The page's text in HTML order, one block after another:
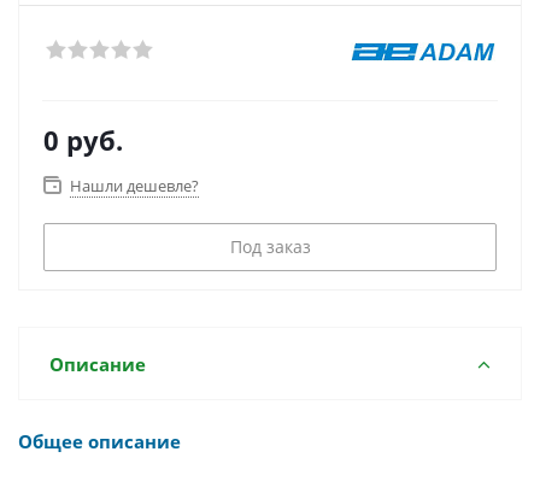
0 руб.
Нашли дешевле?
Под заказ
Описание
Общее описание